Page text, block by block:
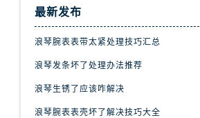
最新发布
浪琴腕表表带太紧处理技巧汇总
浪琴发条坏了处理办法推荐
浪琴生锈了应该咋解决
浪琴腕表表壳坏了解决技巧大全